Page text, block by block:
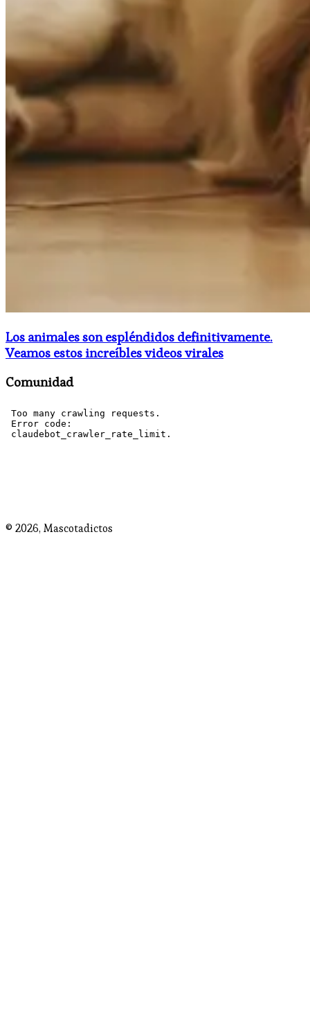
Los animales son espléndidos definitivamente.
Veamos estos increíbles videos virales
Comunidad
© 2026, Mascotadictos